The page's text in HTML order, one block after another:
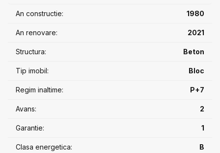
An constructie: 1980
An renovare: 2021
Structura: Beton
Tip imobil: Bloc
Regim inaltime: P+7
Avans: 2
Garantie: 1
Clasa energetica: B